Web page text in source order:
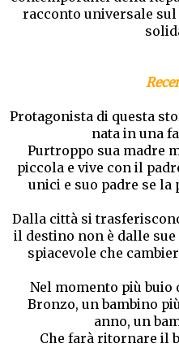
racconto universale sul
Protagonista di questa
nata in una
Purtroppo sua madre
piccola e vive con il
unici e suo padre se la
Dalla città si
il destino non è dalle
spiacevole che
Nel momento più
Bronzo, un bambino
anno, un
Che farà ritornare il